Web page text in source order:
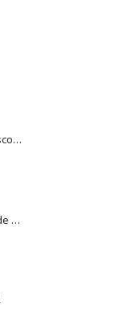
Mini Bag Talentos Páscoa • PRD116
Kit Café Pocket Final de Ano | PRD169